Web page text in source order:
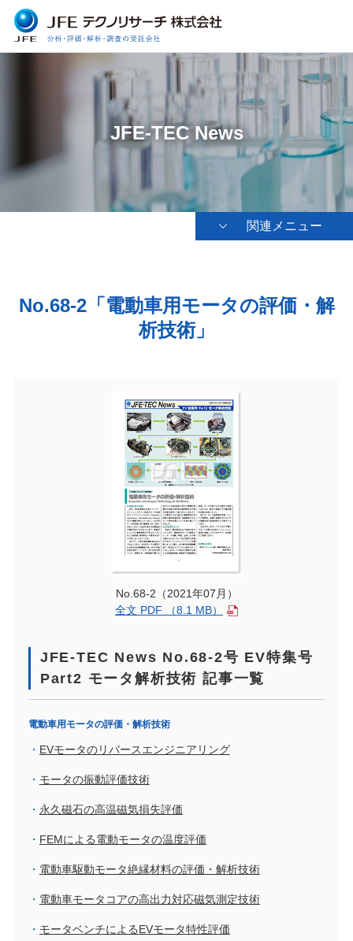
JFE-TEC News
関連メニュー
No.68-2「電動車用モータの評価・解
析技術」
JFE-TEC News No.68-2号 EV特集号
Part2 モータ解析技術 記事一覧
電動車用モータの評価・解析技術
EVモータのリバースエンジニアリング
モータの振動評価技術
永久磁石の高温磁気損失評価
FEMによる電動モータの温度評価
電動車駆動モータ絶縁材料の評価・解析技術
電動車モータコアの高出力対応磁気測定技術
モータベンチによるEVモータ特性評価
No.68-2（2021年07月）
全文 PDF （8.1 MB）